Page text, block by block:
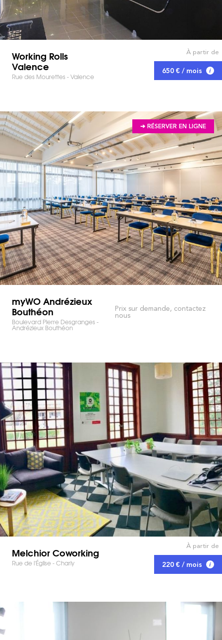
Working Rolls
Valence
Rue des Mourettes - Valence
À partir de
650 € / mois
➔ RÉSERVER EN LIGNE
myWO Andrézieux
Bouthéon
Boulevard Pierre Desgranges -
Andrézieux Bouthéon
Prix sur demande, contactez
nous
Melchior Coworking
Rue de l'Église - Charly
À partir de
220 € / mois